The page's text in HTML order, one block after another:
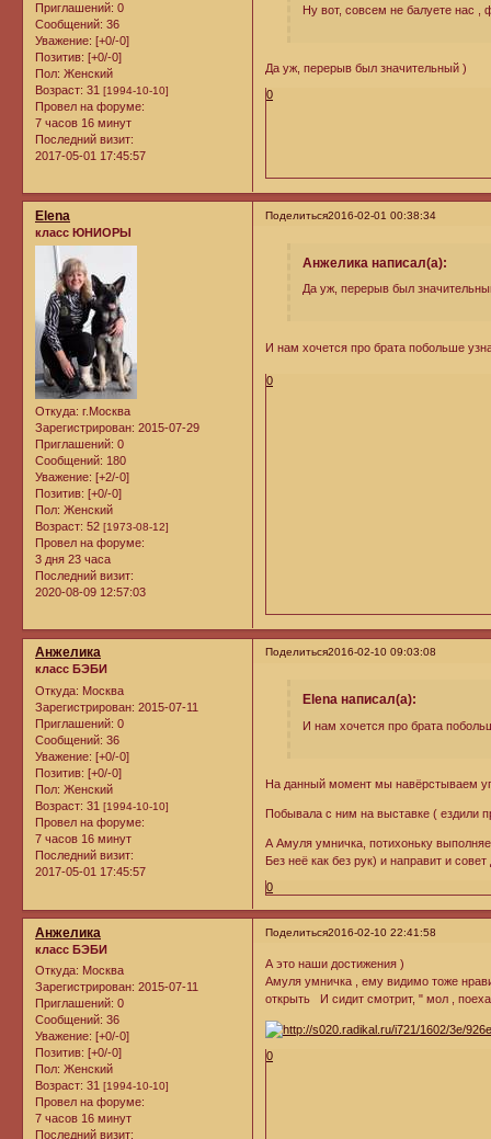
Приглашений: 0
Сообщений: 36
Уважение: [+0/-0]
Позитив: [+0/-0]
Пол: Женский
Возраст: 31 [1994-10-10]
Провел на форуме:
7 часов 16 минут
Последний визит:
2017-05-01 17:45:57
Ну вот, совсем не балуете нас ,
Да уж, перерыв был значительный )
0
Поделиться2016-02-01 00:38:34
Elena
класс ЮНИОРЫ
Откуда: г.Москва
Зарегистрирован: 2015-07-29
Приглашений: 0
Сообщений: 180
Уважение: [+2/-0]
Позитив: [+0/-0]
Пол: Женский
Возраст: 52 [1973-08-12]
Провел на форуме:
3 дня 23 часа
Последний визит:
2020-08-09 12:57:03
Анжелика написал(а):
Да уж, перерыв был
И нам хочется про брата побольше
0
Поделиться2016-02-10 09:03:08
Анжелика
класс БЭБИ
Откуда: Москва
Зарегистрирован: 2015-07-11
Приглашений: 0
Сообщений: 36
Уважение: [+0/-0]
Позитив: [+0/-0]
Пол: Женский
Возраст: 31 [1994-10-10]
Провел на форуме:
7 часов 16 минут
Последний визит:
2017-05-01 17:45:57
Elena написал(а):
И нам хочется про брата
На данный момент мы навёрстываем
Побывала с ним на выставке ( ездили
А Амуля умничка, потихоньку
Без неё как без рук) и направит и
0
Поделиться2016-02-10 22:41:58
Анжелика
класс БЭБИ
Откуда: Москва
Зарегистрирован: 2015-07-11
Приглашений: 0
Сообщений: 36
Уважение: [+0/-0]
Позитив: [+0/-0]
Пол: Женский
Возраст: 31 [1994-10-10]
Провел на форуме:
7 часов 16 минут
Последний визит:
А это наши достижения )
Амуля умничка , ему видимо тоже
открыть И сидит смотрит, " мол ,
0